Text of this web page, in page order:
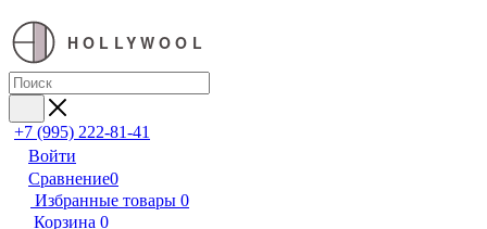
HOLLYWOOL
+7 (995) 222-81-41
Войти
Сравнение0
Избранные товары 0
Корзина 0